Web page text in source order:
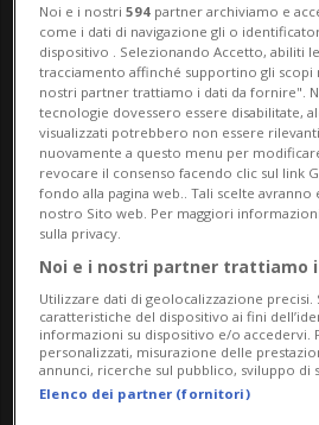
Lambro.
ITALIA
Milano ancora
Noi e i nostri594 partner archiviamo e
come i dati di navigazione gli o
dispositivo . Selezionando Accetto, abiliti
tracciamento affinché supportino gli scopi
nostri partner trattiamo i dati da fornire".
tecnologie dovessero essere disabilitate,
visualizzati potrebbero non essere
nuovamente a questo menu per
revocare il consenso facendo clic sul link
fondo alla pagina web.. Tali scelte
nostro Sito web. Per maggiori
sulla privacy.
Noi e i nostri partner trattiamo
Utilizzare dati di geolocalizzazione precisi.
caratteristiche del dispositivo ai fini
informazioni su dispositivo e/o accedervi.
personalizzati, misurazione delle
annunci, ricerche sul pubblico, sviluppo di
Elenco dei partner (fornitori)